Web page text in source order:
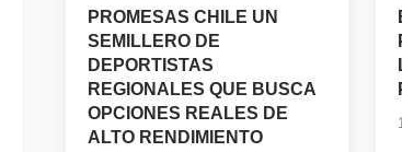
PROMESAS CHILE UN
SEMILLERO DE
DEPORTISTAS
REGIONALES QUE BUSCA
OPCIONES REALES DE
ALTO RENDIMIENTO